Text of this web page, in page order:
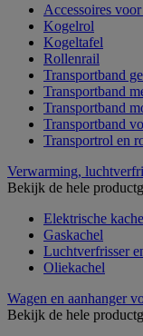
Accessoires
Kogelrol
Kogeltafel
Rollenrail
Transportband
Transportband
Transportband
Transportband
Transportrol en
Verwarming,
Bekijk de hele
Elektrische
Gaskachel
Luchtverfrisser
Oliekachel
Wagen en aanhanger
Bekijk de hele